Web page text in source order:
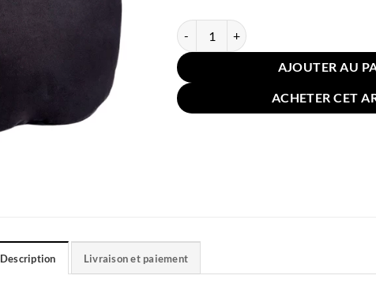
quantité de 2 Coussins Voiture Tête et
AJOUTER AU
ACHETER CET
Description Livraison et paiement